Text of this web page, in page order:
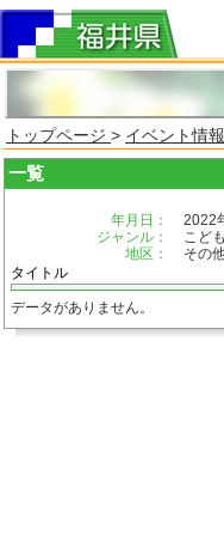
トップページ > イベント情
一覧
年月日：
2022
ジャンル：
こども
地区：
その
タイトル
データがありません。